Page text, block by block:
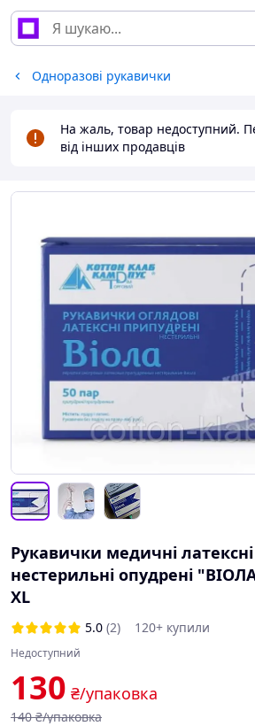
Одноразові рукавички
На жаль, товар недоступний.
від інших продавців
Рукавички медичні латексні
нестерильні опудрені
XL
5.0 (2) 120+ купили
Недоступний
130 ₴/упаковка
140 ₴/упаковка